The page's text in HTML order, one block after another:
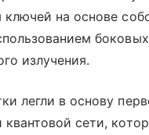
ключей на основе
излучения.
легли в основу
квантовой сети,